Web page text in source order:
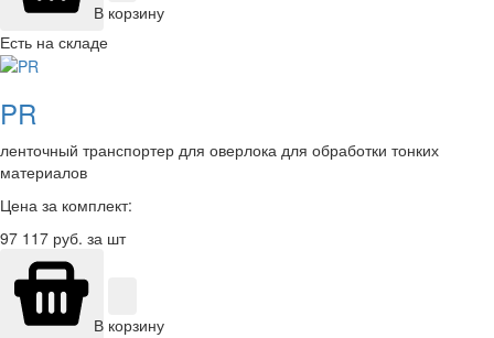
В корзину
Есть на складе
PR
ленточный транспортер для оверлока для обработки тонких
материалов
Цена за комплект:
97 117 руб. за шт
В корзину